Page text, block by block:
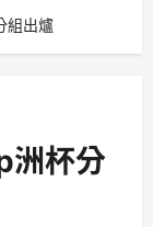
組出爐
洲杯分